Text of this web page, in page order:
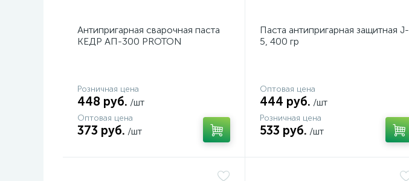
Антипригарная сварочная паста
КЕДР АП-300 PROTON
Розничная цена
448 руб. /шт
Оптовая цена
373 руб. /шт
Паста антипригарная защитная J-
5, 400 гр
Оптовая цена
444 руб. /шт
Розничная цена
533 руб. /шт